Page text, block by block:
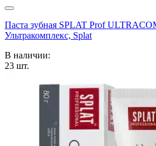
Паста зубная SPLAT Prof
Ультракомплекс, Splat
В наличии:
23 шт.